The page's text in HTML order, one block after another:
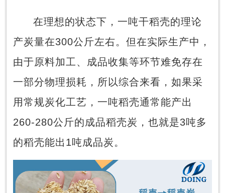
在理想的状态下，一吨干稻壳的理论
产炭量在300公斤左右。但在实际生产中，
由于原料加工、成品收集等环节难免存在
一部分物理损耗，所以综合来看，如果采
用常规炭化工艺，一吨稻壳通常能产出
260-280公斤的成品稻壳炭，也就是3吨多
的稻壳能出1吨成品炭。